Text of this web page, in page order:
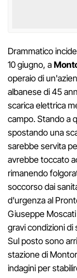
Drammatico
10 giugno, a
operaio di
albanese di 45
scarica elettrica
campo. Stando a
spostando una
sarebbe servita
avrebbe toccato
rimanendo
soccorso dai
d'urgenza al
Giuseppe
gravi condizioni di
Sul posto sono
stazione di
indagini per